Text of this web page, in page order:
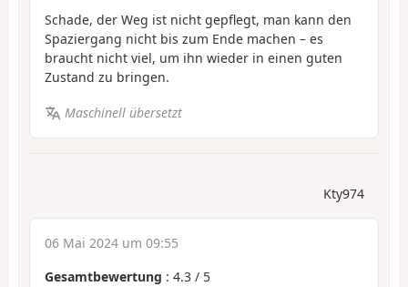
Schade, der Weg ist nicht gepflegt, man kann den
Spaziergang nicht bis zum Ende machen – es
braucht nicht viel, um ihn wieder in einen guten
Zustand zu bringen.
Maschinell übersetzt
Kty974
06 Mai 2024 um 09:55
Gesamtbewertung : 4.3 / 5